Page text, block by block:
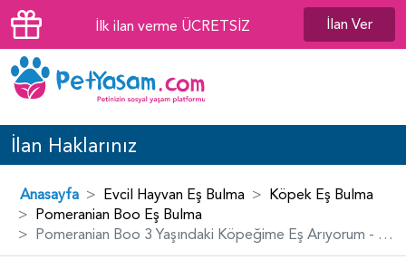
İlk ilan verme ÜCRETSİZ İlan Ver
İlan Haklarınız
Anasayfa Evcil Hayvan Eş Bulma
Köpek Eş Bulma
Pomeranian Boo Eş Bulma
Pomeranian Boo 3 Yaşındaki Köpeğime Eş Arıyorum - 454